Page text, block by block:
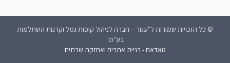
© כל הזכויות שמורות ל"עגור – חברה לניהול קופות גמל וקרנות השתלמות
בע"מ"
טאדאם - בניית אתרים ואחזקת שרתים